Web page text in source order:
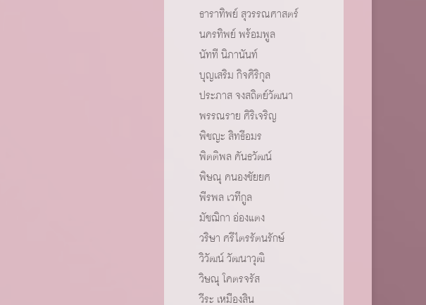
ธาราทิพย์ สุวรรณศาสตร์
นครทิพย์ พร้อมพูล
นัทที นิภานันท์
บุญเสริม กิจศิริกุล
ประภาส จงสถิตย์วัฒนา
พรรณราย ศิริเจริญ
พิชญะ สิทธีอมร
พิตติพล คันธวัฒน์
พิษณุ คนองชัยยศ
พีรพล เวทีกูล
มัชฌิกา อ่องแตง
วริษา ศรีไตรรัตนรักษ์
วิวัฒน์ วัฒนาวุฒิ
วิษณุ โคตรจรัส
วีระ เหมืองสิน